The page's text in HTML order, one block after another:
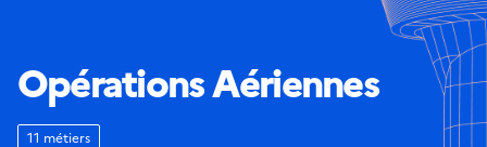
Opérations Aériennes
11 métiers